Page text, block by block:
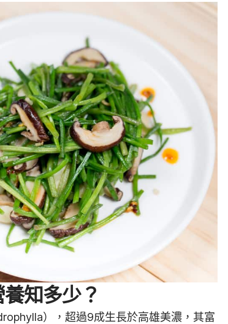
知多少？
），超過9成生長於高雄美濃，其富